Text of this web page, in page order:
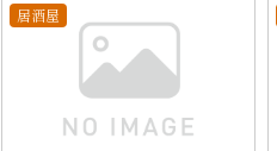
居酒屋